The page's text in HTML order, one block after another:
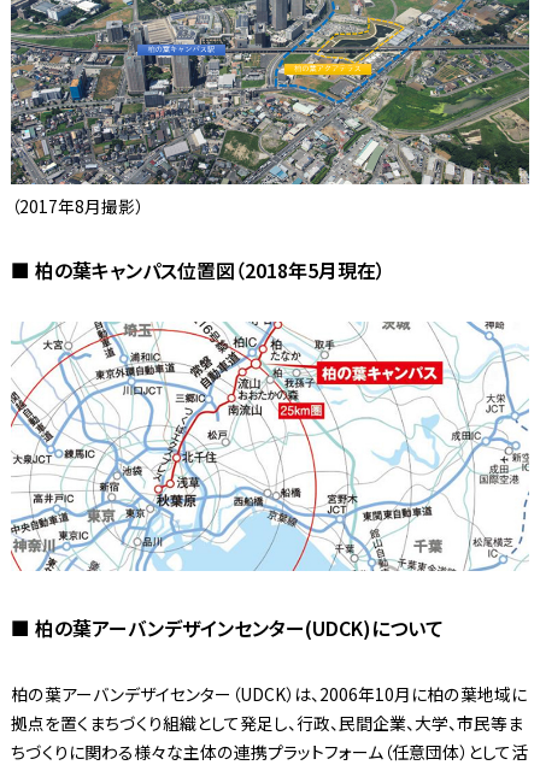
（2017年8月撮影）
■ 柏の葉キャンパス位置図（2018年5月現在）
■ 柏の葉アーバンデザインセンター(UDCK)について
柏の葉アーバンデザイセンター（UDCK）は、2006年10月に柏の葉地域に
拠点を置くまちづくり組織として発足し、行政、民間企業、大学、市民等ま
ちづくりに関わる様々な主体の連携プラットフォーム（任意団体）として活